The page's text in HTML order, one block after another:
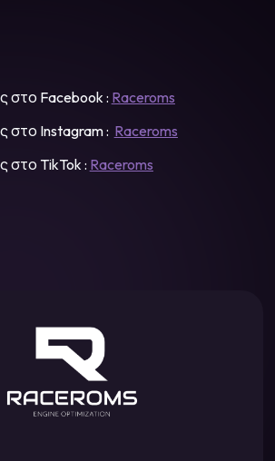
στο Facebook : Raceroms
Instagram : Raceroms
TikTok : Raceroms